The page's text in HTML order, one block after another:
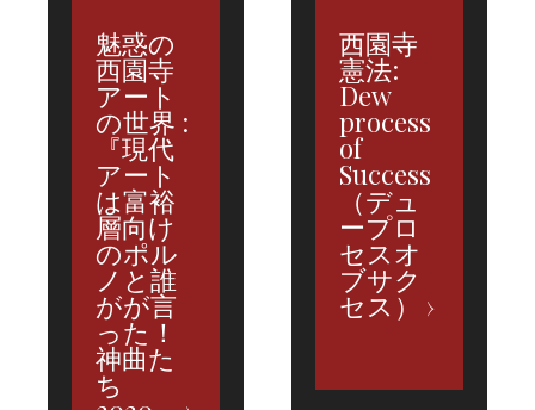
魅惑の
西園寺
アート
の世界 :
『現代
アート
は富裕
層向け
のポル
ノと誰
がが言
った！
神曲た
ち
西園寺
憲法:
Dew
process
of
Success
（デュ
ープロ
セスオ
ブサク
セス）